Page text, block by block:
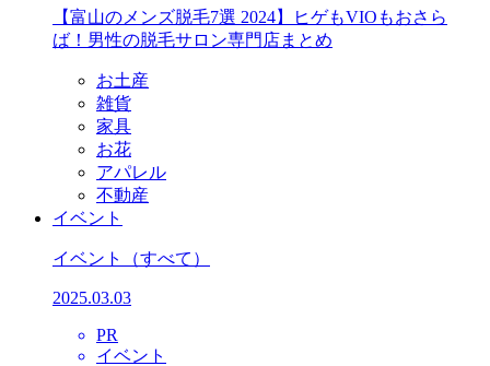
【富山のメンズ脱毛7選 2024】ヒゲもVIOもおさら
ば！男性の脱毛サロン専門店まとめ
お土産
雑貨
家具
お花
アパレル
不動産
イベント
イベント （すべて）
2025.03.03
PR
イベント